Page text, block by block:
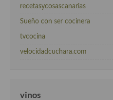
recetasycosascanarias
Sueño con ser cocinera
tvcocina
velocidadcuchara.com
vinos